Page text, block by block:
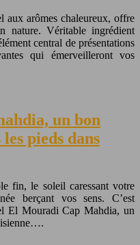
aux arômes chaleureux, offre
nature. Véritable ingrédient
central de présentations
qui émerveilleront vos
un bon
pieds dans
fin, le soleil caressant votre
berçant vos sens. C’est
El Mouradi Cap Mahdia, un